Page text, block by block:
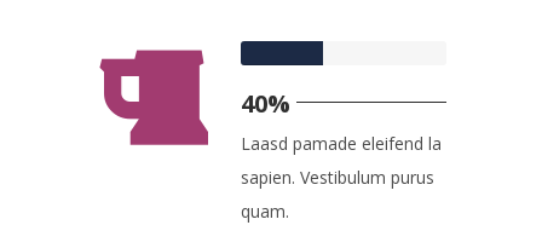
40%
Laasd pamade eleifend la
sapien. Vestibulum purus
quam.